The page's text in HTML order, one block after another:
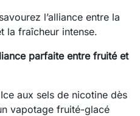
l’alliance entre la
la fraîcheur intense.
parfaite entre fruité et
aux sels de nicotine dès
vapotage fruité-glacé